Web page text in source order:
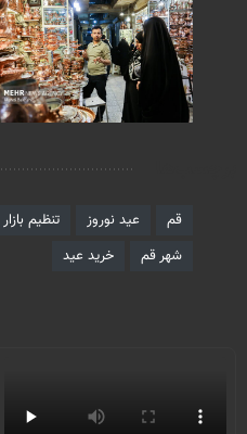
قم عید نوروز تنظیم بازار
شهر قم
خرید عید